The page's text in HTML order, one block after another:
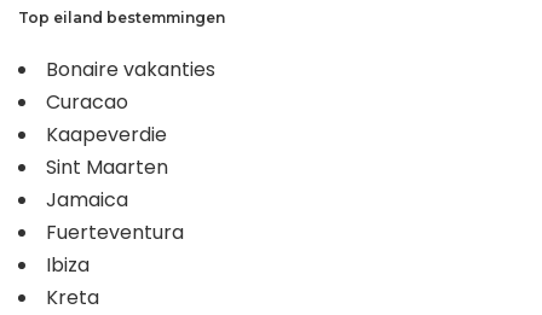
Top eiland bestemmingen
Bonaire vakanties
Curacao
Kaapeverdie
Sint Maarten
Jamaica
Fuerteventura
Ibiza
Kreta